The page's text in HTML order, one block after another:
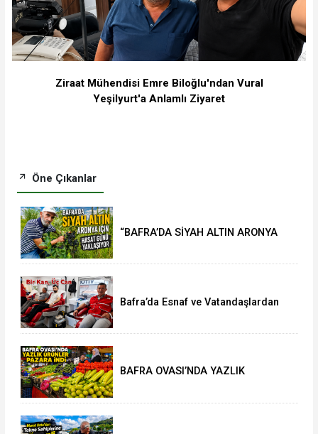
Ziraat Mühendisi Emre Biloğlu'ndan Vural
Yeşilyurt'a Anlamlı Ziyaret
Öne Çıkanlar
“BAFRA’DA SİYAH ALTIN ARONYA
Bafra’da Esnaf ve Vatandaşlardan
BAFRA OVASI’NDA YAZLIK